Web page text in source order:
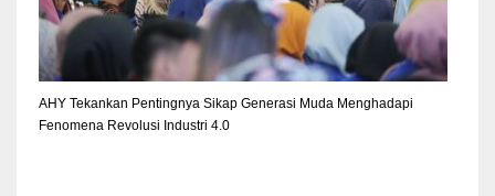
AHY Tekankan Pentingnya Sikap Generasi Muda Menghadapi
Fenomena Revolusi Industri 4.0